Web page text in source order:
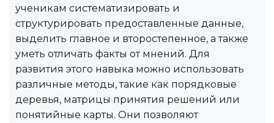
ученикам систематизировать и
структурировать предоставленные данные,
выделить главное и второстепенное, а также
уметь отличать факты от мнений. Для
развития этого навыка можно использовать
различные методы, такие как порядковые
деревья, матрицы принятия решений или
понятийные карты. Они позволяют